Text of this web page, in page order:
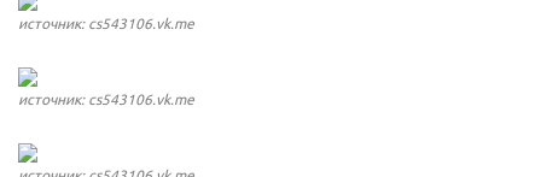
источник: cs543106.vk.me
источник: cs543106.vk.me